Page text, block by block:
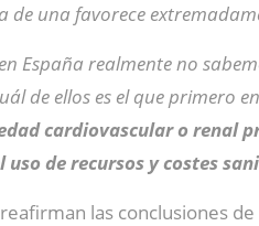
de una favorece
España realmente no
de ellos es el que primero
cardiovascular o renal
de recursos y costes
las conclusiones